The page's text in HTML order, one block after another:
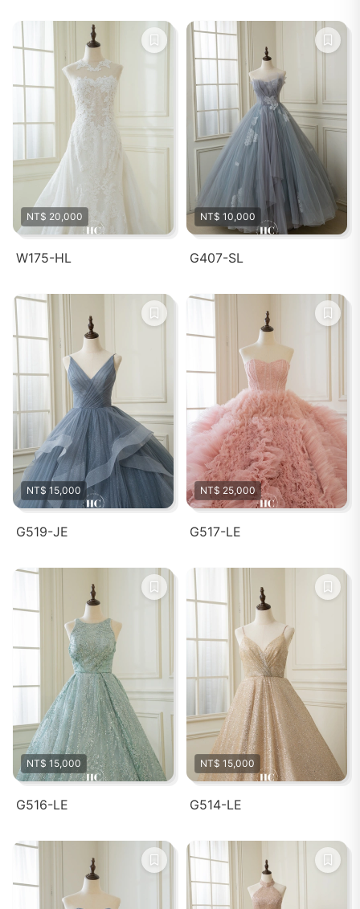
NT$ 20,000
W175-HL
NT$ 10,000
G407-SL
NT$ 15,000
G519-JE
NT$ 25,000
G517-LE
NT$ 15,000
G516-LE
NT$ 15,000
G514-LE